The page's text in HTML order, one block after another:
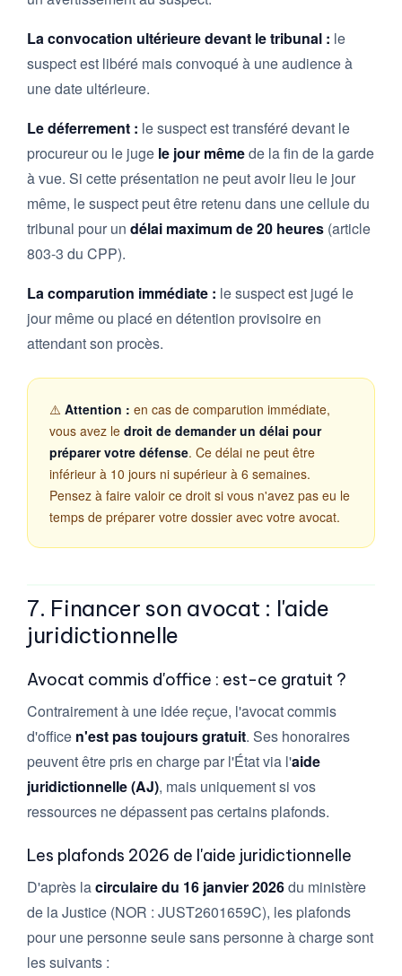
La convocation ultérieure devant le tribunal : le
suspect est libéré mais convoqué à une audience à
une date ultérieure.
Le déferrement : le suspect est transféré devant le
procureur ou le juge le jour mêmede la fin de la garde
à vue. Si cette présentation ne peut avoir lieu le jour
même, le suspect peut être retenu dans une cellule du
tribunal pour un délai maximum de 20 heures (article
803-3 du CPP).
La comparution immédiate : le suspect est jugé le
jour même ou placé en détention provisoire en
attendant son procès.
⚠️ Attention : en cas de comparution immédiate,
vous avez le droit de demander un délai pour
préparer votre défense. Ce délai ne peut être
inférieur à 10 jours ni supérieur à 6 semaines.
Pensez à faire valoir ce droit si vous n'avez pas eu le
temps de préparer votre dossier avec votre avocat.
7. Financer son avocat : l'aide
juridictionnelle
Avocat commis d'office : est-ce gratuit ?
Contrairement à une idée reçue, l'avocat commis
d'office n'est pas toujours gratuit. Ses honoraires
peuvent être pris en charge par l'État via l'aide
juridictionnelle (AJ), mais uniquement si vos
ressources ne dépassent pas certains plafonds.
Les plafonds 2026 de l'aide juridictionnelle
D'après lacirculaire du 16 janvier 2026du ministère
de la Justice (NOR : JUST2601659C), les plafonds
pour une personne seule sans personne à charge sont
les suivants :